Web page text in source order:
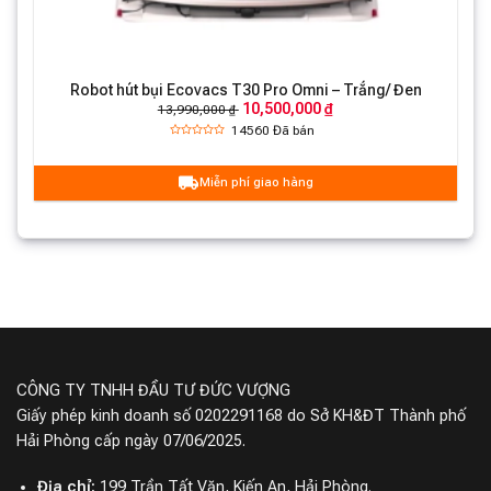
Robot hút bụi Ecovacs T30 Pro Omni – Trắng/ Đen
13,990,000 ₫ 10,500,000 ₫
14560Đã bán
Miễn phí giao hàng
CÔNG TY TNHH ĐẦU TƯ ĐỨC VƯỢNG
Giấy phép kinh doanh số 0202291168 do Sở KH&ĐT Thành phố
Hải Phòng cấp ngày 07/06/2025.
Địa chỉ: 199 Trần Tất Văn, Kiến An, Hải Phòng.